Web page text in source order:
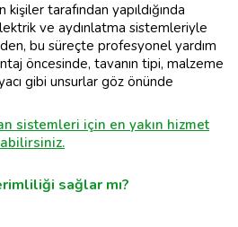
kişiler tarafından yapıldığında
ve aydınlatma sistemleriyle
bu süreçte profesyonel yardım
öncesinde, tavanın tipi, malzeme
gibi unsurlar göz önünde
sistemleri için en yakın hizmet
sağlar mı?